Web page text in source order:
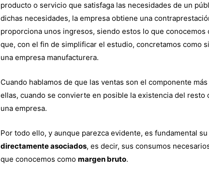
producto o servicio que satisfaga las necesidades de un
dichas necesidades, la empresa obtiene una
proporciona unos ingresos, siendo estos lo que
que, con el fin de simplificar el estudio, concretamos como
una empresa manufacturera.
Cuando hablamos de que las ventas son el componente
ellas, cuando se convierte en posible la existencia del
una empresa.
Por todo ello, y aunque parezca evidente, es fundamental su
directamente asociados, es decir, sus consumos
que conocemos como margen bruto.